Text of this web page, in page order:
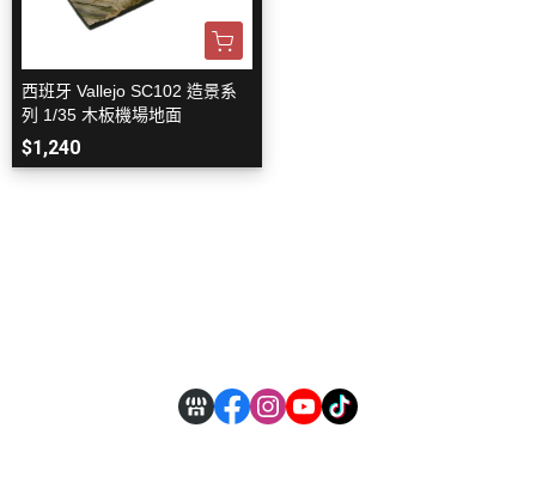
西班牙 Vallejo SC102 造景系
列 1/35 木板機場地面
$1,240